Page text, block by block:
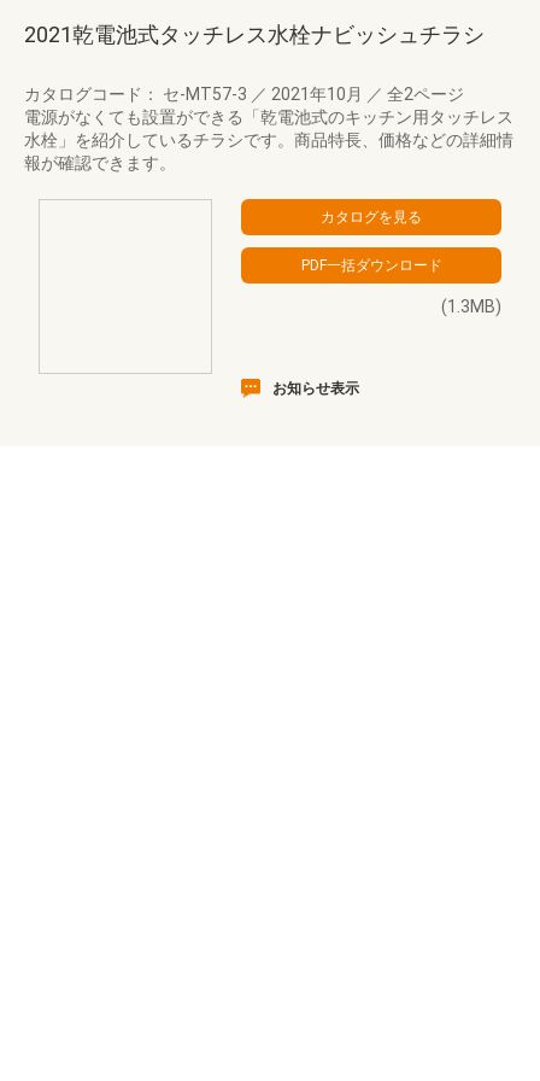
2021乾電池式タッチレス水栓ナビッシュチラシ
カタログコード： セ-MT57-3 ／ 2021年10月 ／ 全2ページ
電源がなくても設置ができる「乾電池式のキッチン用タッチレス
水栓」を紹介しているチラシです。商品特長、価格などの詳細情
報が確認できます。
(1.3MB)
お知らせ表示